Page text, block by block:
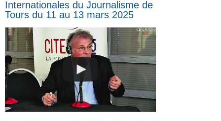
Internationales du Journalisme de
Tours du 11 au 13 mars 2025